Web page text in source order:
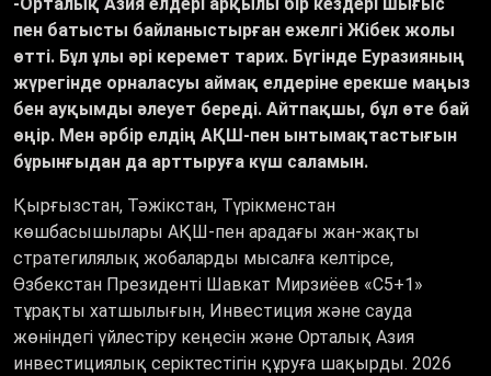
пен батысты байланыстырған ежелгі Жібек жолы
өтті. Бұл ұлы әрі керемет тарих. Бүгінде Еуразияның
жүрегінде орналасуы аймақ елдеріне ерекше маңыз
бен ауқымды әлеует береді. Айтпақшы, бұл өте бай
өңір. Мен әрбір елдің АҚШ-пен ынтымақтастығын
бұрынғыдан да арттыруға күш саламын.
Қырғызстан, Тәжікстан, Түрікменстан
көшбасышылары АҚШ-пен арадағы жан-жақты
стратегилялық жобаларды мысалға келтірсе,
Өзбекстан Президенті Шавкат Мирзиёев «C5+1»
тұрақты хатшылығын, Инвестиция және сауда
жөніндегі үйлестіру кеңесін және Орталық Азия
инвестициялық серіктестігін құруға шақырды. 2026